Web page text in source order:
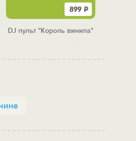
899 Р
DJ пульт "Король винила"